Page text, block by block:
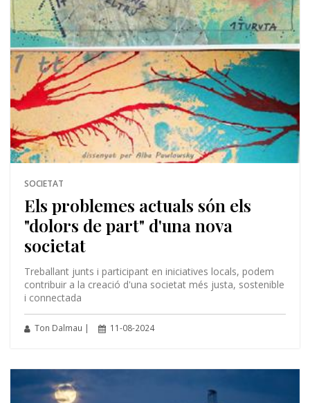
SOCIETAT
Els problemes actuals són els
"dolors de part" d'una nova
societat
Treballant junts i participant en iniciatives locals, podem
contribuir a la creació d'una societat més justa, sostenible
i connectada
Ton Dalmau | 11-08-2024